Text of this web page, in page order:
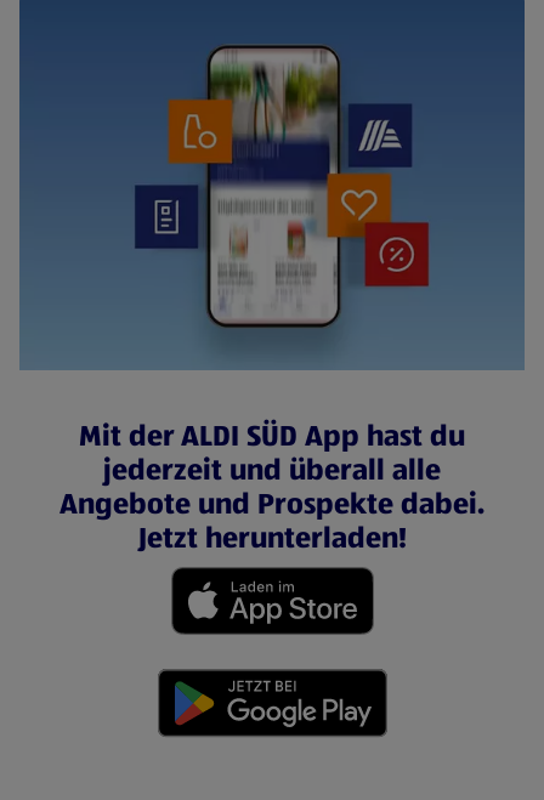
Mit der ALDI SÜD App hast du
jederzeit und überall alle
Angebote und Prospekte dabei.
Jetzt herunterladen!